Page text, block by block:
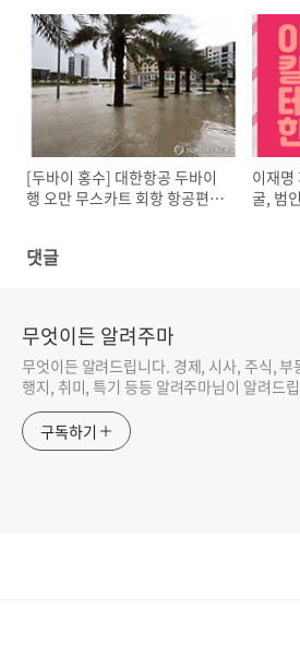
[두바이 홍수] 대한항공 두바이
행 오만 무스카트 회항 항공편
이재명
굴, 범
댓글
무엇이든 알려주마
무엇이든 알려드립니다. 경제, 시사, 주식, 부
행지, 취미, 특기 등등 알려주마님이 알려드
구독하기